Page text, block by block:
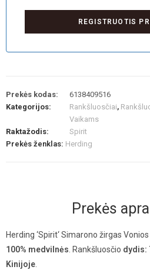
Prekės kodas:
6138409516
Kategorijos:
Rankšluosčiai,
Vaikams
Raktažodis:
Spirit
Prekės ženklas: Herding
Prekės
Herding ‘Spirit‘ Simarono žirgas
100% medvilnės Rankšluosčio dydis:
Kinijoje